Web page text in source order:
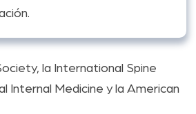
la International Spine
Internal Medicine y la American